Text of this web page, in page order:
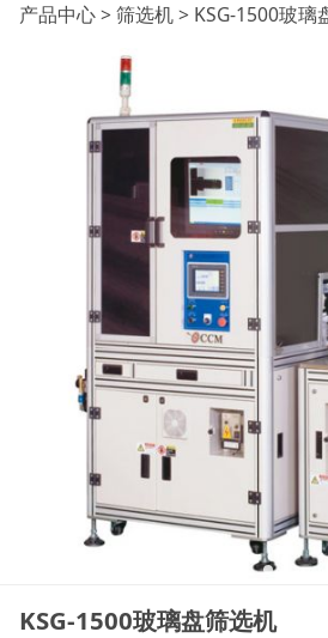
KSG-1500玻
产品中心>筛选机> KSG-1500玻璃
KSG-1500玻璃盘筛选机